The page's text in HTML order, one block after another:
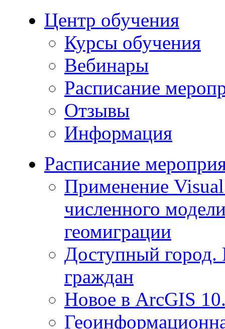
Центр обучения
Курсы обучения
Вебинары
Расписание
Отзывы
Информация
Расписание
Применение
численного
геомиграции
Доступный
граждан
Новое в ArcGIS